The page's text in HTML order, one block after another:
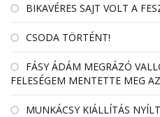
BIKAVÉRES SAJT VOLT A
CSODA TÖRTÉNT!
FÁSY ÁDÁM MEGRÁZÓ
FELESÉGEM MENTETTE MEG
MUNKÁCSY KIÁLLÍTÁS